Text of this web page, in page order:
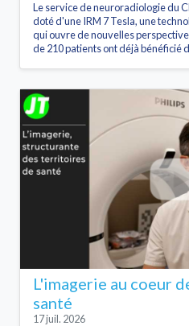
Le service de neuroradiologie du
doté d'une IRM 7 Tesla, une
qui ouvre de nouvelles
de 210 patients ont déjà bénéficié
L'imagerie au coeur
santé
17 juil. 2026